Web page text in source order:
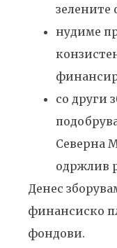
зелените
нудиме
со други
Северна
одржлив
Денес
финансиско
фондови.